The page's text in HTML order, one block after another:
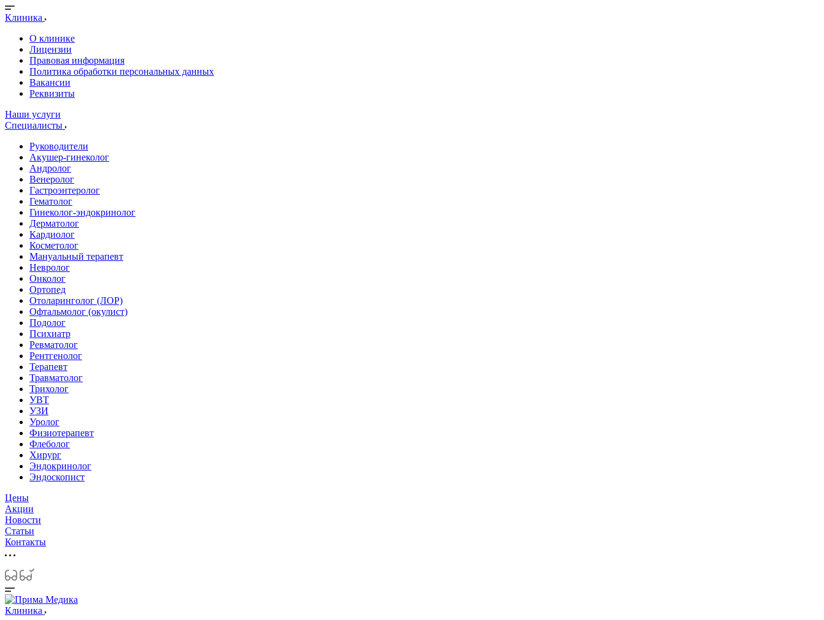
Клиника
О клинике
Лицензии
Правовая информация
Политика обработки персональных данных
Вакансии
Реквизиты
Наши услуги
Специалисты
Руководители
Акушер-гинеколог
Андролог
Венеролог
Гастроэнтеролог
Гематолог
Гинеколог-эндокринолог
Дерматолог
Кардиолог
Косметолог
Мануальный терапевт
Невролог
Онколог
Ортопед
Отоларинголог (ЛОР)
Офтальмолог (окулист)
Подолог
Психиатр
Ревматолог
Рентгенолог
Терапевт
Травматолог
Трихолог
УВТ
УЗИ
Уролог
Физиотерапевт
Флеболог
Хирург
Эндокринолог
Эндоскопист
Цены
Акции
Новости
Статьи
Контакты
Клиника